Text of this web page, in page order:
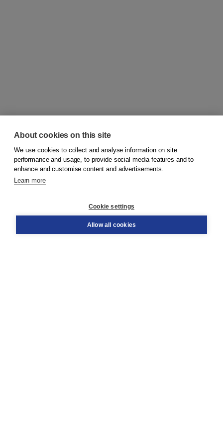
© 2026Koninklijke Boom uitgevers
Order
About cookies on this site
We use cookies to collect and analyse information on site
performance and usage, to provide social media features and to
enhance and customise content and advertisements.
Learn more
Cookie settings
Allow all cookies